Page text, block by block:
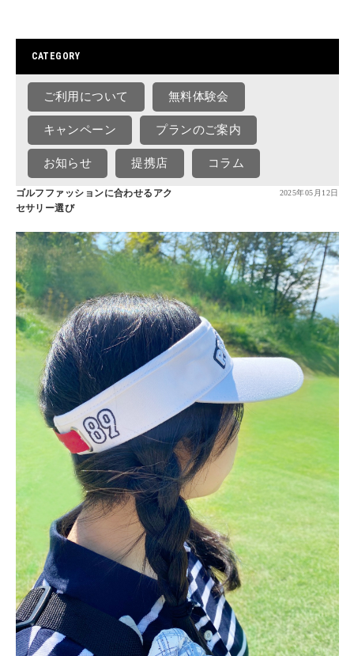
CATEGORY
ご利用について 無料体験会
キャンペーン プランのご案内
お知らせ 提携店 コラム
ゴルフファッションに合わせるアク
セサリー選び
2025年05月12日